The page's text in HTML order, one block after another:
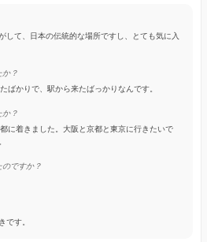
して、日本の伝統的な場所ですし、とても気に入
か？
ばかりで、駅から来たばっかりなんです。
か？
に着きました。大阪と京都と東京に行きたいで
のですか？
です。